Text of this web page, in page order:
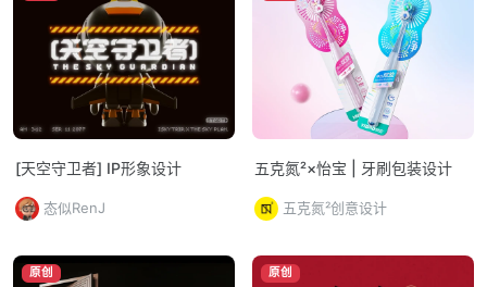
[天空守卫者] IP形象设计
态似RenJ
五克氮²×怡宝 | 牙刷包装设计
五克氮²创意设计
原创 原创